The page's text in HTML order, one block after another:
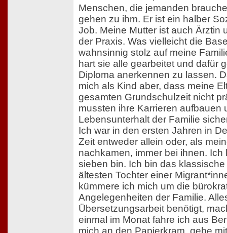
Menschen, die jemanden
gehen zu ihm. Er ist ein halber
Job. Meine Mutter ist auch Ärztin
der Praxis. Was vielleicht die
wahnsinnig stolz auf meine
hart sie alle gearbeitet und dafür
Diploma anerkennen zu lassen.
mich als Kind aber, dass meine
gesamten Grundschulzeit nicht
mussten ihre Karrieren aufbauen
Lebensunterhalt der Familie
Ich war in den ersten Jahren in
Zeit entweder allein oder, als
nachkamen, immer bei ihnen.
sieben bin. Ich bin das
ältesten Tochter einer
kümmere ich mich um die
Angelegenheiten der Familie.
Übersetzungsarbeit benötigt,
einmal im Monat fahre ich aus